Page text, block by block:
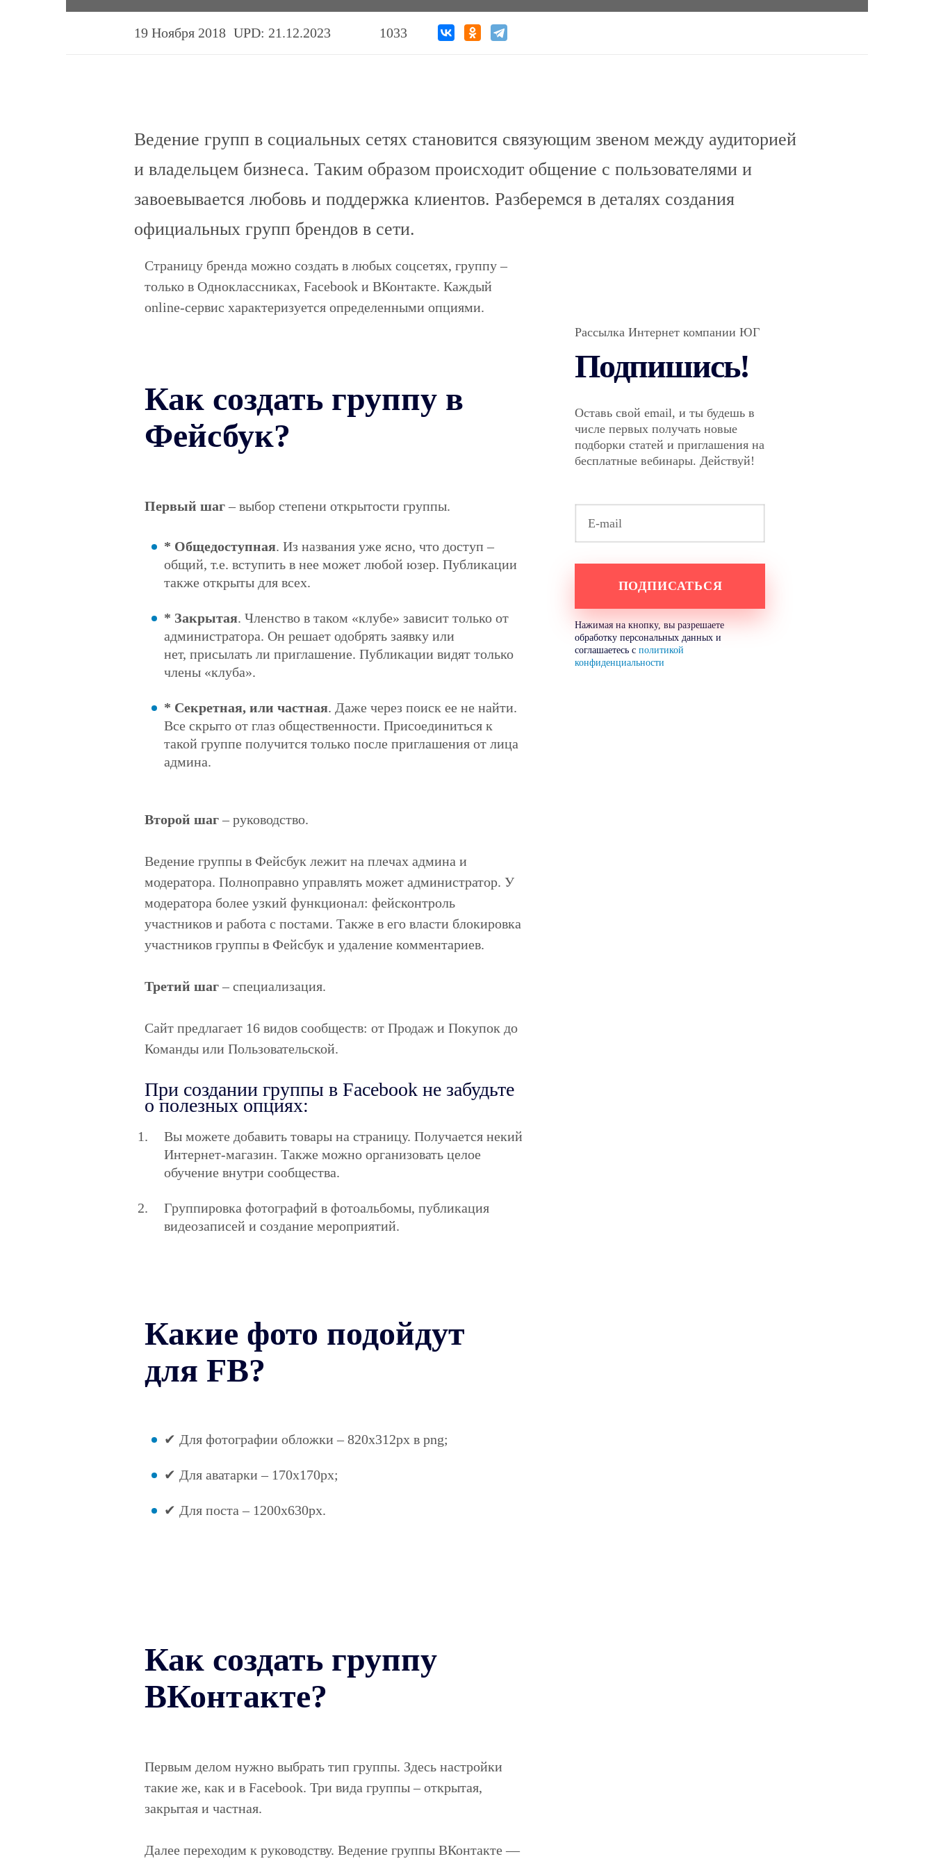
19 Ноября 2018 UPD: 21.12.2023 1033
Ведение групп в социальных сетях становится связующим звеном между аудиторией
и владельцем бизнеса. Таким образом происходит общение с пользователями и
завоевывается любовь и поддержка клиентов. Разберемся в деталях создания
официальных групп брендов в сети.
Страницу бренда можно создать в любых соцсетях, группу –
только в Одноклассниках, Facebook и ВКонтакте. Каждый
online-сервис характеризуется определенными опциями.
Как создать группу в
Фейсбук?
Первый шаг– выбор степени открытости группы.
* Общедоступная. Из названия уже ясно, что доступ –
общий, т.е. вступить в нее может любой юзер. Публикации
также открыты для всех.
* Закрытая. Членство в таком «клубе» зависит только от
администратора. Он решает одобрять заявку или
нет, присылать ли приглашение. Публикации видят только
члены «клуба».
* Секретная, или частная. Даже через поиск ее не найти.
Все скрыто от глаз общественности. Присоединиться к
такой группе получится только после приглашения от лица
админа.
Второй шаг– руководство.
Ведение группы в Фейсбук лежит на плечах админа и
модератора. Полноправно управлять может администратор. У
модератора более узкий функционал: фейсконтроль
участников и работа с постами. Также в его власти блокировка
участников группы в Фейсбук и удаление комментариев.
Третий шаг– специализация.
Сайт предлагает 16 видов сообществ: от Продаж и Покупок до
Команды или Пользовательской.
При создании группы в Facebook не забудьте
о полезных опциях:
Вы можете добавить товары на страницу. Получается некий
Интернет-магазин. Также можно организовать целое
обучение внутри сообщества.
Группировка фотографий в фотоальбомы, публикация
видеозаписей и создание мероприятий.
Какие фото подойдут
для FB?
✔ Для фотографии обложки – 820х312px в png;
✔ Для аватарки – 170х170px;
✔ Для поста – 1200х630px.
Как создать группу
ВКонтакте?
Первым делом нужно выбрать тип группы. Здесь настройки
такие же, как и в Facebook. Три вида группы – открытая,
закрытая и частная.
Далее переходим к руководству. Ведение группы ВКонтакте —
Рассылка Интернет компании ЮГ
Подпишись!
Оставь свой email, и ты будешь в
числе первых получать новые
подборки статей и приглашения на
бесплатные вебинары. Действуй!
Нажимая на кнопку, вы разрешаете
обработку персональных данных и
соглашаетесь сполитикой
конфиденциальности